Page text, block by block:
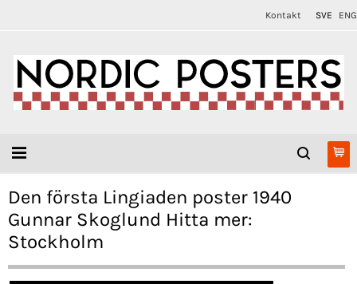
Kontakt SVE ENG
Den första Lingiaden poster 1940
Gunnar Skoglund Hitta mer:
Stockholm